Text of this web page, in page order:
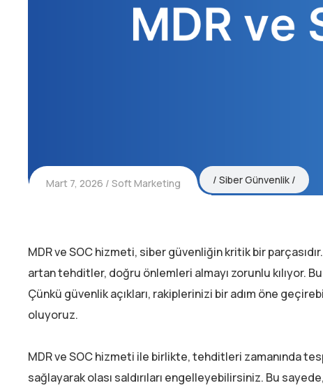
Mart 7, 2026 Soft Marketing Siber Günvenlik
MDR ve SOC hizmeti, siber güvenliğin kritik bir
artan tehditler, doğru önlemleri almayı zorunlu kılıyor.
Çünkü güvenlik açıkları, rakiplerinizi bir adım öne
oluyoruz.
MDR ve SOC hizmeti ile birlikte, tehditleri zamanında
sağlayarak olası saldırıları engelleyebilirsiniz. Bu